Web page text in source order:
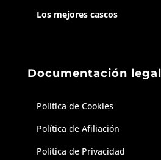
Los mejores cascos
Documentación legal
Política de Cookies
Política de Afiliación
Política de Privacidad